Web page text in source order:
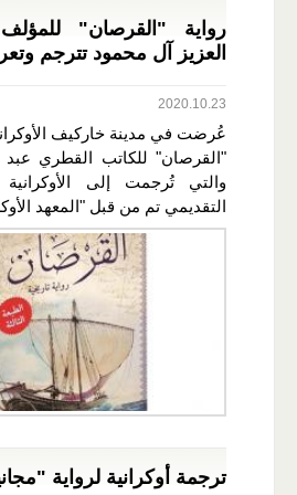
رواية "القرصان"
العزيز آل محمود تترجم
2020.10.23
عُرضت في مدينة خاركيف
"القرصان" للكاتب القطري عبد
والتي تُرجمت إلى
التقديمي تم من قبل "المعهد
ترجمة أوكرانية لرواية